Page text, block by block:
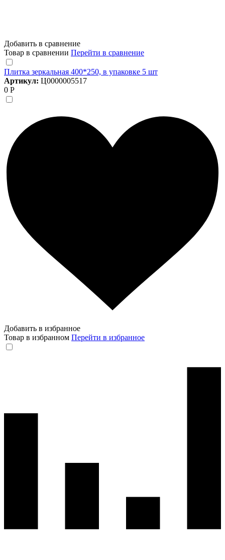
Добавить в сравнение
Товар в сравнении Перейти в сравнение
Плитка зеркальная 400*250, в упаковке 5 шт
Артикул: Ц0000005517
0 Р
Добавить в избранное
Товар в избранном Перейти в избранное